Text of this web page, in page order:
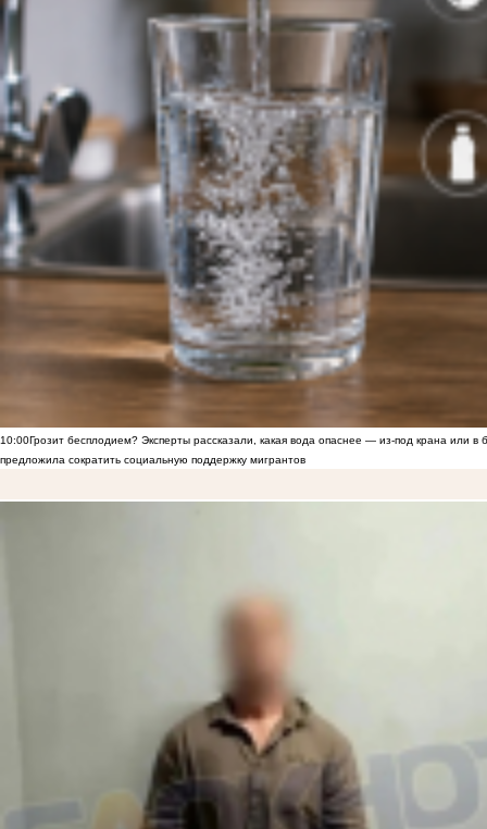
10:00Грозит бесплодием? Эксперты рассказали, какая вода опаснее — из-под крана или в
предложила сократить социальную поддержку мигрантов